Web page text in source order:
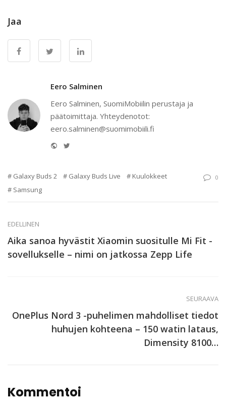
Jaa
Eero Salminen
Eero Salminen, SuomiMobiilin perustaja ja
päätoimittaja. Yhteydenotot:
eero.salminen@suomimobiili.fi
Website
Galaxy Buds 2 Galaxy Buds Live
Kuulokkeet
Samsung
0
EDELLINEN
Aika sanoa hyvästit Xiaomin suositulle Mi Fit -
sovellukselle – nimi on jatkossa Zepp Life
SEURAAVA
OnePlus Nord 3 -puhelimen mahdolliset tiedot
huhujen kohteena – 150 watin lataus,
Dimensity 8100…
Kommentoi